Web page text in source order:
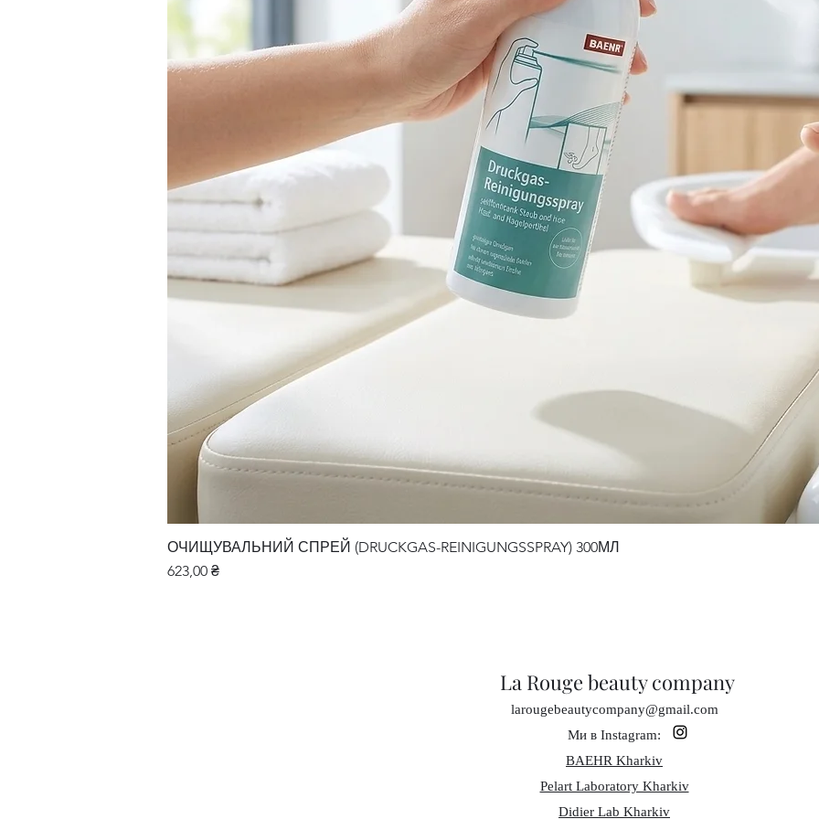
Швидкий перегляд
ОЧИЩУВАЛЬНИЙ СПРЕЙ (DRUCKGAS-REINIGUNGSSPRAY) 300МЛ
Ціна
623,00 ₴
La Rouge beauty company
larougebeautycompany@gmail.com
Ми в Instagram:
BAEHR Kharkiv
Pelart Laboratory Kharkiv
Didier Lab Kharkiv